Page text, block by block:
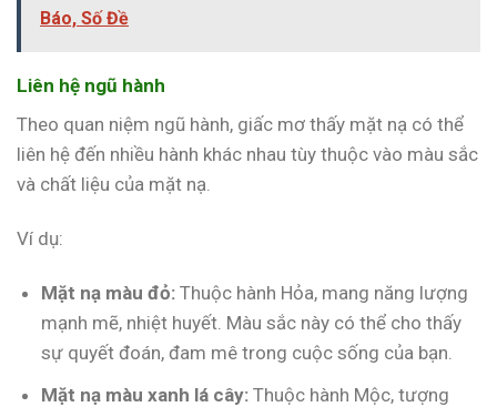
Báo, Số Đề
Liên hệ ngũ hành
Theo quan niệm ngũ hành, giấc mơ thấy mặt nạ có thể
liên hệ đến nhiều hành khác nhau tùy thuộc vào màu sắc
và chất liệu của mặt nạ.
Ví dụ:
Mặt nạ màu đỏ: Thuộc hành Hỏa, mang năng lượng
mạnh mẽ, nhiệt huyết. Màu sắc này có thể cho thấy
sự quyết đoán, đam mê trong cuộc sống của bạn.
Mặt nạ màu xanh lá cây: Thuộc hành Mộc, tượng